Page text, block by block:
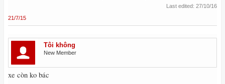
Last edited: 27/10/16
21/7/15
Tôi không
New Member
xe còn ko bác